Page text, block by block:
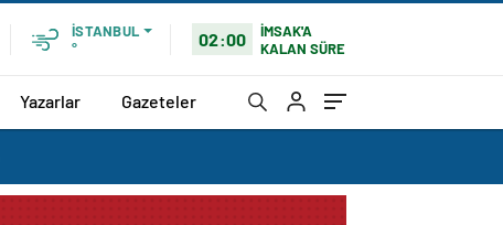
İSTANBUL
°
02:00
İMSAK'A
KALAN SÜRE
Yazarlar Gazeteler